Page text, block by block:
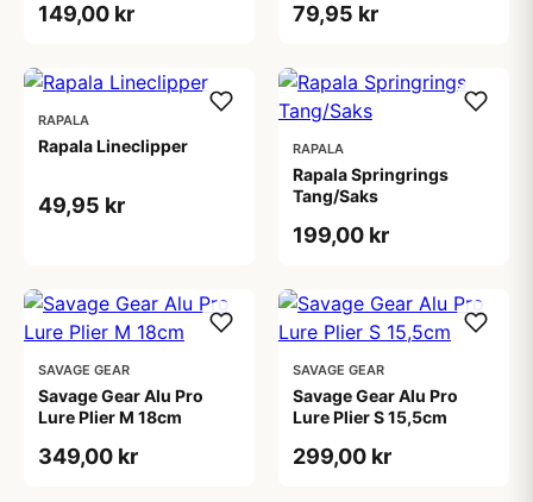
149,00 kr 79,95 kr
RAPALA
Rapala Lineclipper
49,95 kr
RAPALA
Rapala Springrings
Tang/Saks
199,00 kr
SAVAGE GEAR
Savage Gear Alu Pro
Lure Plier M 18cm
349,00 kr
SAVAGE GEAR
Savage Gear Alu Pro
Lure Plier S 15,5cm
299,00 kr